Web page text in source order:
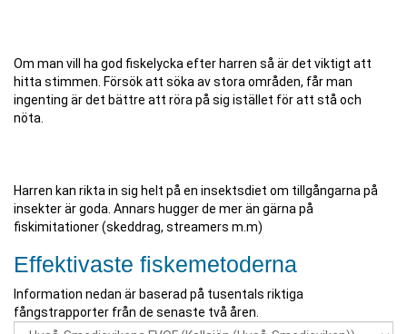
Om man vill ha god fiskelycka efter harren så är det viktigt att
hitta stimmen. Försök att söka av stora områden, får man
ingenting är det bättre att röra på sig istället för att stå och
nöta.
Harren kan rikta in sig helt på en insektsdiet om tillgångarna på
insekter är goda. Annars hugger de mer än gärna på
fiskimitationer (skeddrag, streamers m.m)
Effektivaste fiskemetoderna
Information nedan är baserad på tusentals riktiga
fångstrapporter från de senaste två åren.